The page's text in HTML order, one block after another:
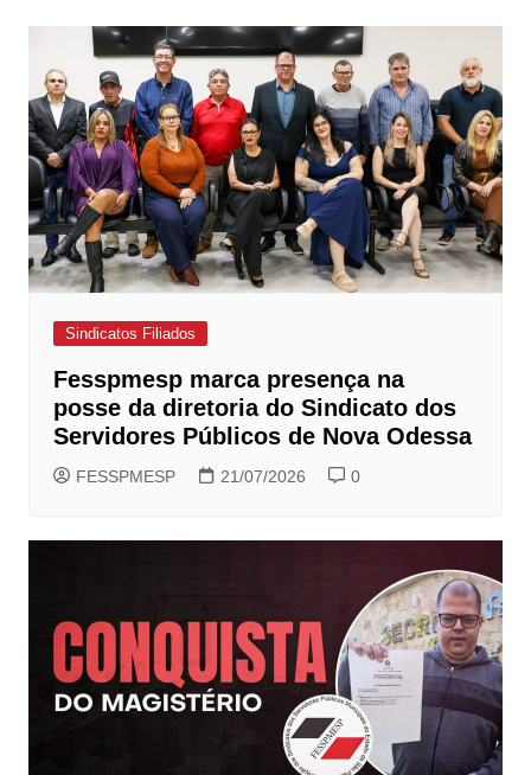
Post
Sindicatos Filiados
Fesspmesp marca presença na
posse da diretoria do Sindicato dos
Servidores Públicos de Nova Odessa
FESSPMESP 21/07/2026 0